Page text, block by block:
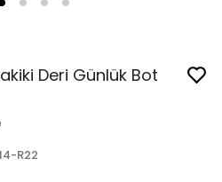
Deri Günlük Bot
R22